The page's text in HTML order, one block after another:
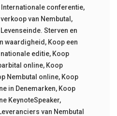
Internationale conferentie,
van Nembutal ,
Sterven en
waardigheid , Koop een
editie, Koop
online, Koop
Nembutal online, Koop
in Denemarken, Koop
KeynoteSpeaker,
van Nembutal